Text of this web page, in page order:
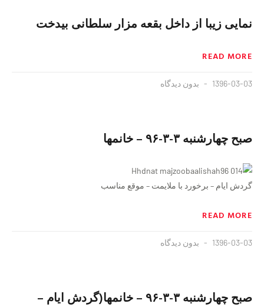
نمایی زیبا از داخل بقعه مزار سلطانی بیدخت
READ MORE
1396-03-03 بدون دیدگاه
صبح چهارشنبه ٣-٣-٩۶ – خانمها
گردش ایام – برخورد با ملایمت – موقع مناسب
READ MORE
1396-03-03 بدون دیدگاه
صبح چهارشنبه ٣-٣-٩۶ – خانمها(گردش ایام –